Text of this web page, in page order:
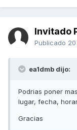
Invitado
Publicado
ea1dmb dijo:
Podrias poner
lugar, fecha,
Gracias